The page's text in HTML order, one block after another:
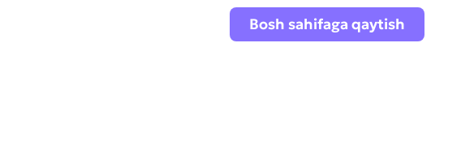
Bosh sahifaga qaytish